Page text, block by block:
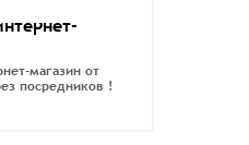
магазин от
посредников !